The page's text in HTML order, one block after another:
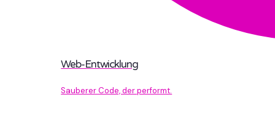
Web-Entwicklung
Sauberer Code, der performt.